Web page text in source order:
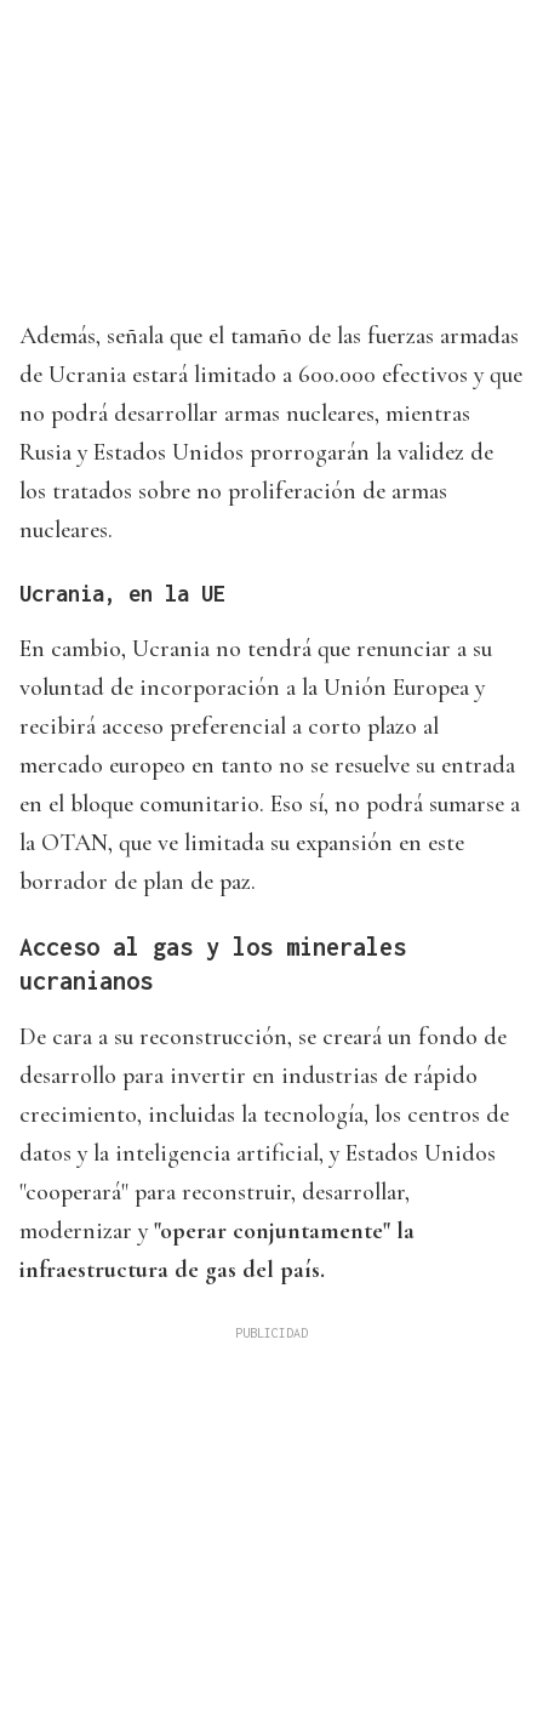
Además, señala que el tamaño de las fuerzas armadas
de Ucrania estará limitado a 600.000 efectivos y que
no podrá desarrollar armas nucleares, mientras
Rusia y Estados Unidos prorrogarán la validez de
los tratados sobre no proliferación de armas
nucleares.
Ucrania, en la UE
En cambio, Ucrania no tendrá que renunciar a su
voluntad de incorporación a la Unión Europea y
recibirá acceso preferencial a corto plazo al
mercado europeo en tanto no se resuelve su entrada
en el bloque comunitario. Eso sí, no podrá sumarse a
la OTAN, que ve limitada su expansión en este
borrador de plan de paz.
Acceso al gas y los minerales
ucranianos
De cara a su reconstrucción, se creará un fondo de
desarrollo para invertir en industrias de rápido
crecimiento, incluidas la tecnología, los centros de
datos y la inteligencia artificial, y Estados Unidos
"cooperará" para reconstruir, desarrollar,
modernizar y"operar conjuntamente" la
infraestructura de gas del país.